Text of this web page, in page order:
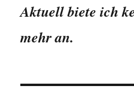
Aktuell biete ich
mehr an.